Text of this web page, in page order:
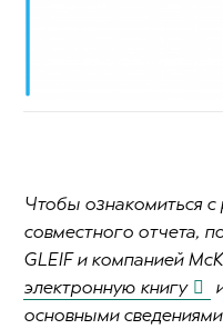
Чтобы ознакомиться с
совместного отчета,
GLEIF и компанией
электронную книгу
основными сведениями